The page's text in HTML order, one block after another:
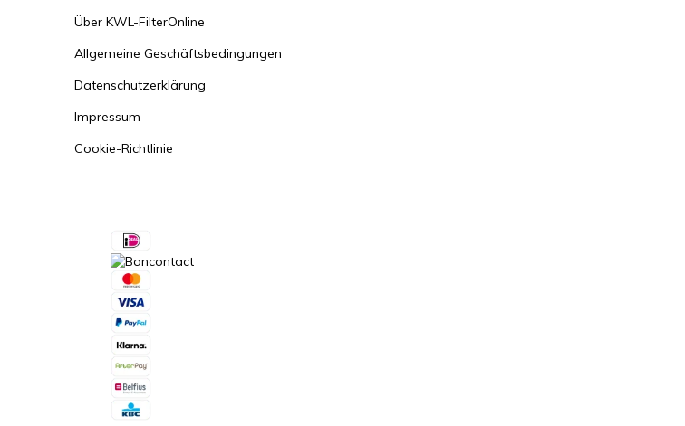
Über KWL-FilterOnline
Allgemeine Geschäftsbedingungen
Datenschutzerklärung
Impressum
Cookie-Richtlinie